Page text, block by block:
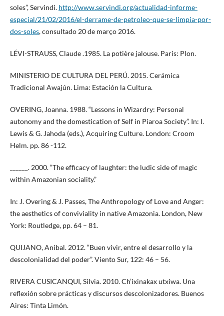
soles”, Servindi. http://www.servindi.org/actualidad-informe-
especial/21/02/2016/el-derrame-de-petroleo-que-se-limpia-por-
dos-soles, consultado 20 de março 2016.
LÉVI-STRAUSS, Claude .1985. La potière jalouse. Paris: Plon.
MINISTERIO DE CULTURA DEL PERÚ. 2015. Cerámica
Tradicional Awajún. Lima: Estación la Cultura.
OVERING, Joanna. 1988. “Lessons in Wizardry: Personal
autonomy and the domestication of Self in Piaroa Society”. In: I.
Lewis & G. Jahoda (eds.), Acquiring Culture. London: Croom
Helm. pp. 86 -112.
______. 2000. “The efficacy of laughter: the ludic side of magic
within Amazonian sociality.”
In: J. Overing & J. Passes, The Anthropology of Love and Anger:
the aesthetics of conviviality in native Amazonia. London, New
York: Routledge, pp. 64 – 81.
QUIJANO, Anibal. 2012. “Buen vivir, entre el desarrollo y la
descolonialidad del poder”. Viento Sur, 122: 46 – 56.
RIVERA CUSICANQUI, Silvia. 2010. Ch’ixinakax utxiwa. Una
reflexión sobre prácticas y discursos descolonizadores. Buenos
Aires: Tinta Limón.